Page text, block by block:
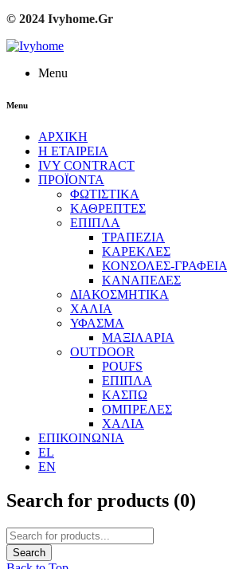
© 2024 Ivyhome.Gr
Menu
Menu
ΑΡΧΙΚΗ
Η ΕΤΑΙΡΕΙΑ
IVY CONTRACT
ΠΡΟΪΟΝΤΑ
ΦΩΤΙΣΤΙΚΑ
ΚΑΘΡΕΠΤΕΣ
ΕΠΙΠΛΑ
ΤΡΑΠΕΖΙΑ
ΚΑΡΕΚΛΕΣ
ΚΟΝΣΟΛΕΣ-ΓΡΑΦΕΙΑ
ΚΑΝΑΠΕΔΕΣ
ΔΙΑΚΟΣΜΗΤΙΚΑ
ΧΑΛΙΑ
ΥΦΑΣΜΑ
ΜΑΞΙΛΑΡΙΑ
OUTDOOR
POUFS
ΕΠΙΠΛΑ
ΚΑΣΠΩ
ΟΜΠΡΕΛΕΣ
ΧΑΛΙΑ
ΕΠΙΚΟΙΝΩΝΙΑ
EL
EN
Search for products (0)